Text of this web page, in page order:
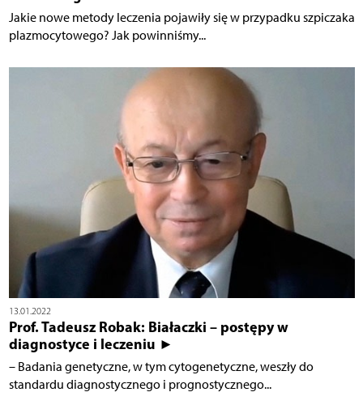
Jakie nowe metody leczenia pojawiły się w przypadku szpiczaka
plazmocytowego? Jak powinniśmy...
13.01.2022
Prof. Tadeusz Robak: Białaczki – postępy w
diagnostyce i leczeniu ►
– Badania genetyczne, w tym cytogenetyczne, weszły do
standardu diagnostycznego i prognostycznego...